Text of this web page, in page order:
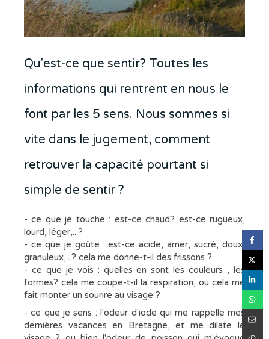
Qu'est-ce que sentir? Toutes les
informations qui rentrent en nous le
font par les 5 sens. Nous sommes si
vite dans le jugement, comment
retrouver la capacité pourtant si
simple de sentir ?
- ce que je touche : est-ce chaud? est-ce rugueux,
lourd, léger,...?
- ce que je goûte : est-ce acide, amer, sucré, doux,
granuleux,...? cela me donne-t-il des frissons ?
- ce que je vois : quelles en sont les couleurs , les
formes? cela me coupe-t-il la respiration, ou cela me
fait monter un sourire au visage ?
- ce que je sens : l'odeur d'iode qui me rappelle mes
dernières vacances en Bretagne, et me dilate le